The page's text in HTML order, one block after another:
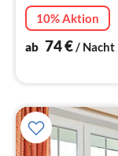
10% Aktion
ab 74€ / Nacht